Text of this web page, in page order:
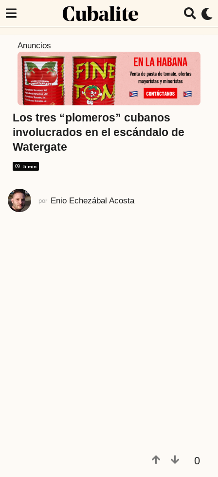
t
r
á
s
6
ñ
o
s
Anuncios
Los tres “plomeros” cubanos
involucrados en el escándalo de
Watergate
5 min
por Enio Echezábal Acosta
0